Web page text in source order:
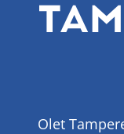
Olet